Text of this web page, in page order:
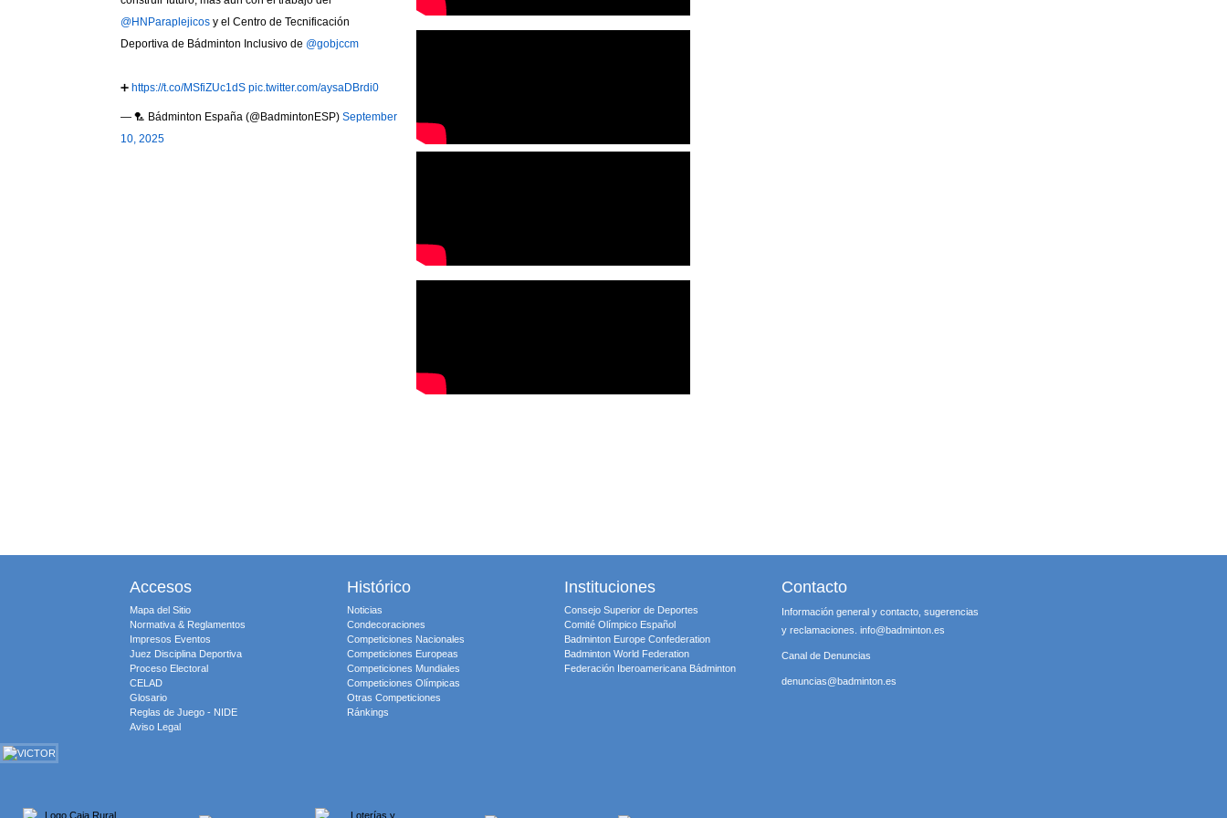
@HNParaplejicos y el Centro de Tecnificación
Deportiva de Bádminton Inclusivo de @gobjccm
➕ https://t.co/MSfiZUc1dS pic.twitter.com/aysaDBrdi0
— 🏸 Bádminton España (@BadmintonESP) September
10, 2025
Accesos
Mapa del Sitio
Normativa & Reglamentos
Impresos Eventos
Juez Disciplina Deportiva
Proceso Electoral
CELAD
Glosario
Reglas de Juego - NIDE
Aviso Legal
Histórico
Noticias
Condecoraciones
Competiciones Nacionales
Competiciones Europeas
Competiciones Mundiales
Competiciones Olímpicas
Otras Competiciones
Ránkings
Instituciones
Consejo Superior de Deportes
Comité Olímpico Español
Badminton Europe Confederation
Badminton World Federation
Federación Iberoamericana Bádminton
Contacto
Información general y contacto, sugerencias
y reclamaciones. info@badminton.es
Canal de Denuncias
denuncias@badminton.es